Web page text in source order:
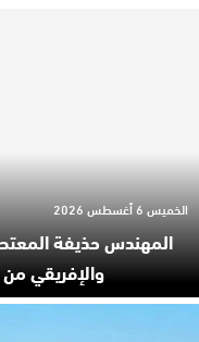
المهندس حذيفة
والإفريقي
الخميس 6 أغسطس 2026